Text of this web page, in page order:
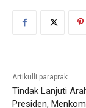
Artikulli paraprak
Tindak Lanjuti
Presiden,